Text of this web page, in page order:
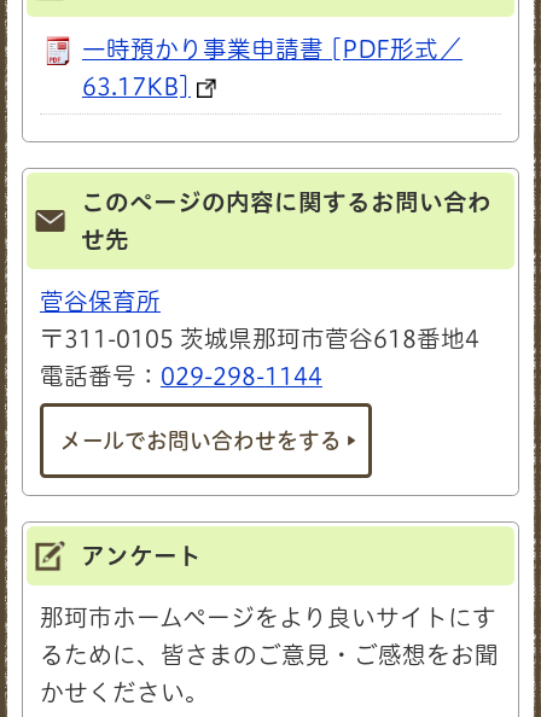
一時預かり事業申請書 [PDF形式／
63.17KB]
このページの内容に関するお問い合わ
せ先
菅谷保育所
〒311-0105 茨城県那珂市菅谷618番地4
電話番号： 029-298-1144
メールでお問い合わせをする
アンケート
那珂市ホームページをより良いサイトにす
るために、皆さまのご意見・ご感想をお聞
かせください。